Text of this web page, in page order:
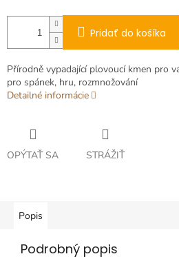
Pridať do košíka
Přírodně vypadající plovoucí kmen pro
pro spánek, hru, rozmnožování
Detailné informácie
OPÝTAŤ SA STRÁŽIŤ
Popis
Podrobný popis